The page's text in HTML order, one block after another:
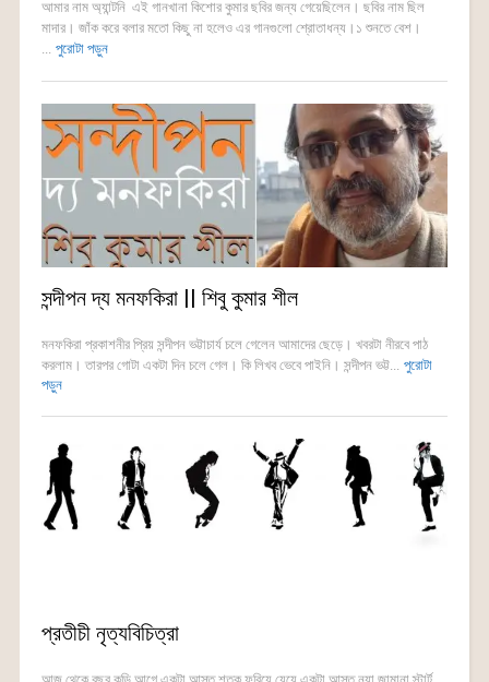
আমার নাম অ্যান্টনি এই গানখানা কিশোর কুমার ছবির জন্য গেয়েছিলেন। ছবির নাম ছিল
মাদার। জাঁক করে বলার মতো কিছু না হলেও এর গানগুলো শ্রোতাধন্য।১ শুনতে বেশ।
... পুরোটা পড়ুন
সন্দীপন দ্য মনফকিরা || শিবু কুমার শীল
মনফকিরা প্রকাশনীর প্রিয় সন্দীপন ভট্টাচার্য চলে গেলেন আমাদের ছেড়ে। খবরটা নীরবে পাঠ
করলাম। তারপর গোটা একটা দিন চলে গেল। কি লিখব ভেবে পাইনি। সন্দীপন ভট্ট... পুরোটা
পড়ুন
প্রতীচী নৃত্যবিচিত্রা